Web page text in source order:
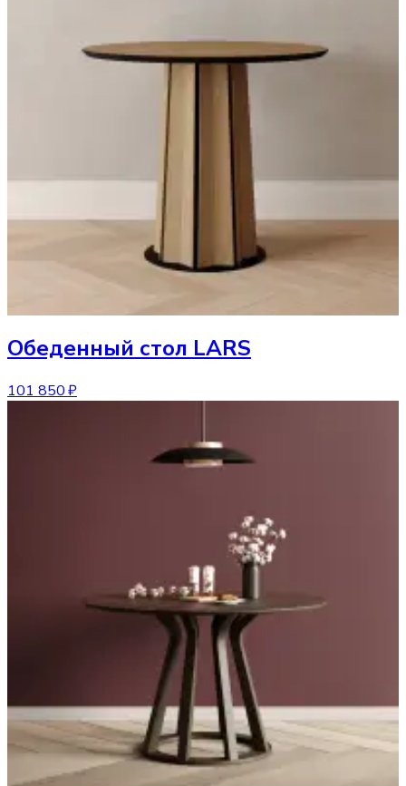
Обеденный стол LARS
101 850 ₽